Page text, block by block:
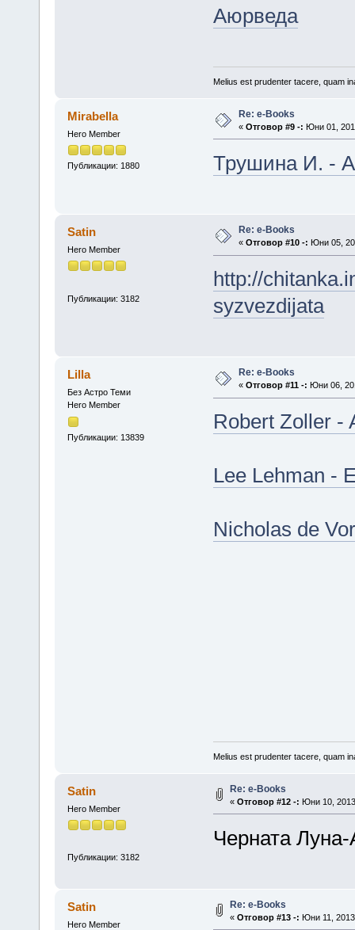
Аюрведа
Melius est prudenter tacere, quam
Mirabella
Hero Member
Публикации: 1880
Re: е-Books
« Отговор #9 -: Юни 01,
Трушина И. -
Satin
Hero Member
Публикации: 3182
Re: е-Books
« Отговор #10 -: Юни 05,
http://
syzvezdijata
Lilla
Без Астро Теми
Hero Member
Публикации: 13839
Re: е-Books
« Отговор #11 -: Юни 06,
Robert Zoller -
Lee Lehman -
Nicholas de
Melius est prudenter tacere, quam
Satin
Hero Member
Публикации: 3182
Re: е-Books
« Отговор #12 -: Юни 10,
Черната
Satin
Hero Member
Re: е-Books
« Отговор #13 -: Юни 11,